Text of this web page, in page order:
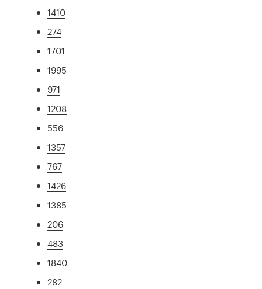
1410
274
1701
1995
971
1208
556
1357
767
1426
1385
206
483
1840
282